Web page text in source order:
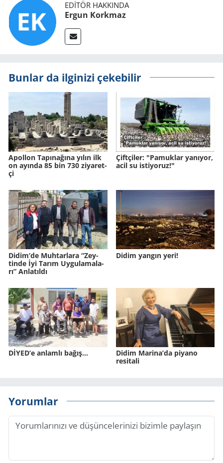
EDITÖR HAKKINDA
Ergun Korkmaz
Bunlar da ilginizi çekebilir
Apol­lon Ta­pı­na­ğına yılın ilk
on ayın­da 85 bin 730 zi­ya­ret­
çi
Çift­çi­ler: "Pa­muk­lar ya­nı­yor,
acil su is­ti­yo­ruz!"
Didim’de Muh­tar­la­ra “Zey­
tin­de İyi Tarım Uy­gu­la­ma­la­
rı” An­la­tıl­dı
Didim yangın yeri!
DİYED’e anlamlı bağış…
Didim Marina’da piyano
resitali
Yorumlar